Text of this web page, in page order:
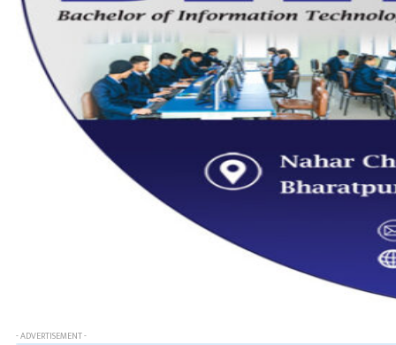
- ADVERTISEMENT -